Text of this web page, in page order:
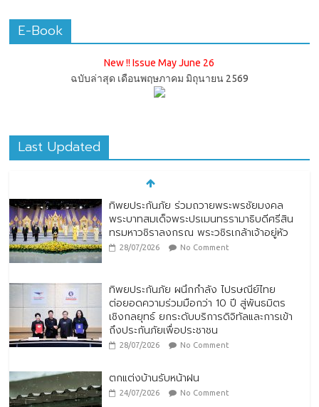
E-Book
New !! Issue May June 26
ฉบับล่าสุด เดือนพฤษภาคม มิถุนายน 2569
Last Updated
ทิพยประกันภัย ร่วมถวายพระพรชัยมงคล
พระบาทสมเด็จพระปรเมนทรรามาธิบดีศรีสิน
ทรมหาวชิราลงกรณ พระวชิรเกล้าเจ้าอยู่หัว
28/07/2026 No Comment
ทิพยประกันภัย ผนึกกำลัง ไปรษณีย์ไทย
ต่อยอดความร่วมมือกว่า 10 ปี สู่พันธมิตร
เชิงกลยุทธ์ ยกระดับบริการดิจิทัลและการเข้า
ถึงประกันภัยเพื่อประชาชน
28/07/2026 No Comment
ตกแต่งบ้านรับหน้าฝน
24/07/2026 No Comment